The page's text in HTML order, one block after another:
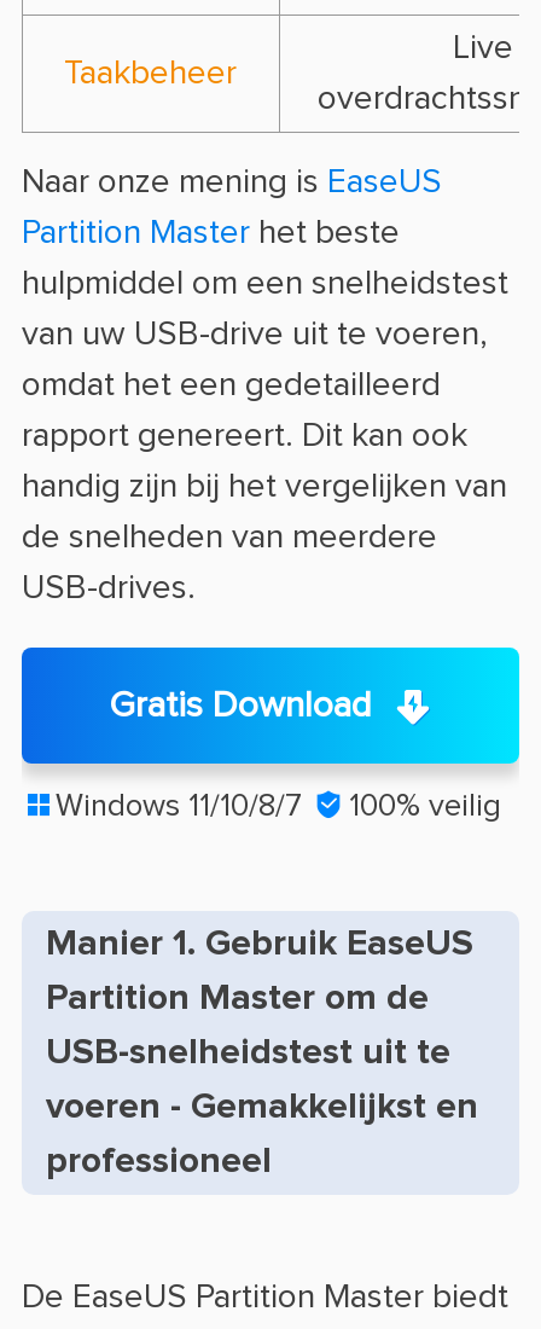
Taakbeheer
Live
Naar onze mening is EaseUS
Partition Masterhet beste
hulpmiddel om een snelheidstest
van uw USB-drive uit te voeren,
omdat het een gedetailleerd
rapport genereert. Dit kan ook
handig zijn bij het vergelijken van
de snelheden van meerdere
USB-drives.
Gratis Download
 Windows 11/10/8/7  100% veilig
Manier 1. Gebruik EaseUS
Partition Master om de
USB-snelheidstest uit te
voeren - Gemakkelijkst en
professioneel
De EaseUS Partition Master biedt